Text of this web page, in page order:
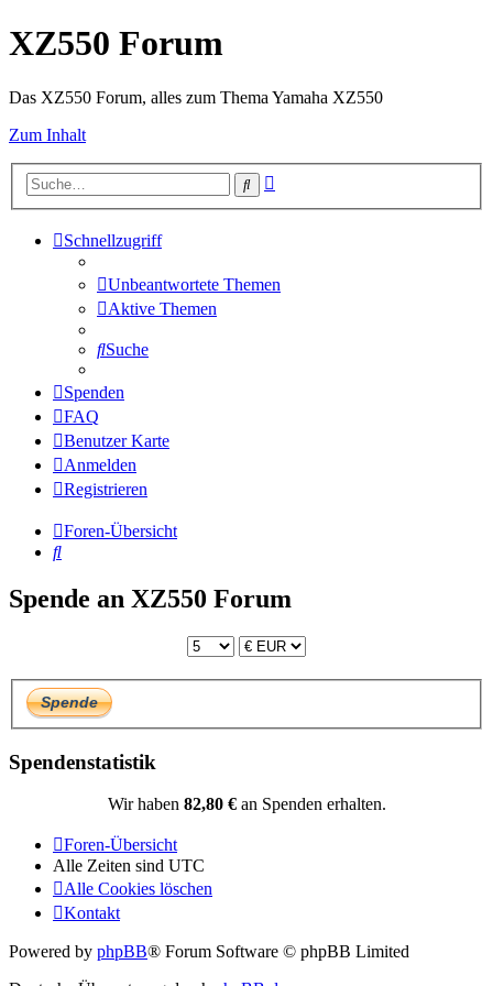
XZ550 Forum
Das XZ550 Forum, alles zum Thema Yamaha XZ550
Zum Inhalt
Suche
Schnellzugriff
Unbeantwortete Themen
Aktive Themen
Suche
Spenden
FAQ
Benutzer Karte
Anmelden
Registrieren
Foren-Übersicht
Suche
Spende an XZ550 Forum
Spendenstatistik
Wir haben 82,80 €an Spenden erhalten.
Foren-Übersicht
Alle Zeiten sind UTC
Alle Cookies löschen
Kontakt
Powered by phpBB® Forum Software © phpBB Limited